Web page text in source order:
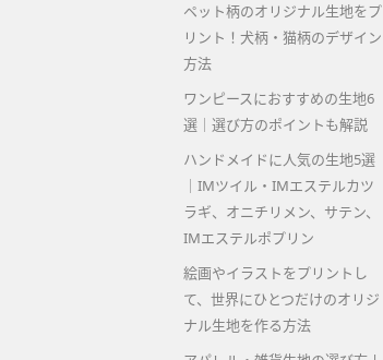
ペット柄のオリジナル生地をプ
リント！犬柄・猫柄のデザイン
方法
ワンピースにおすすめの生地6
選｜選び方のポイントも解説
ハンドメイドに人気の生地5選
｜IMツイル・IMエステルカツ
ラギ、オニチリメン、サテン、
IMエステルポプリン
絵画やイラストをプリントし
て、世界にひとつだけのオリジ
ナル生地を作る方法